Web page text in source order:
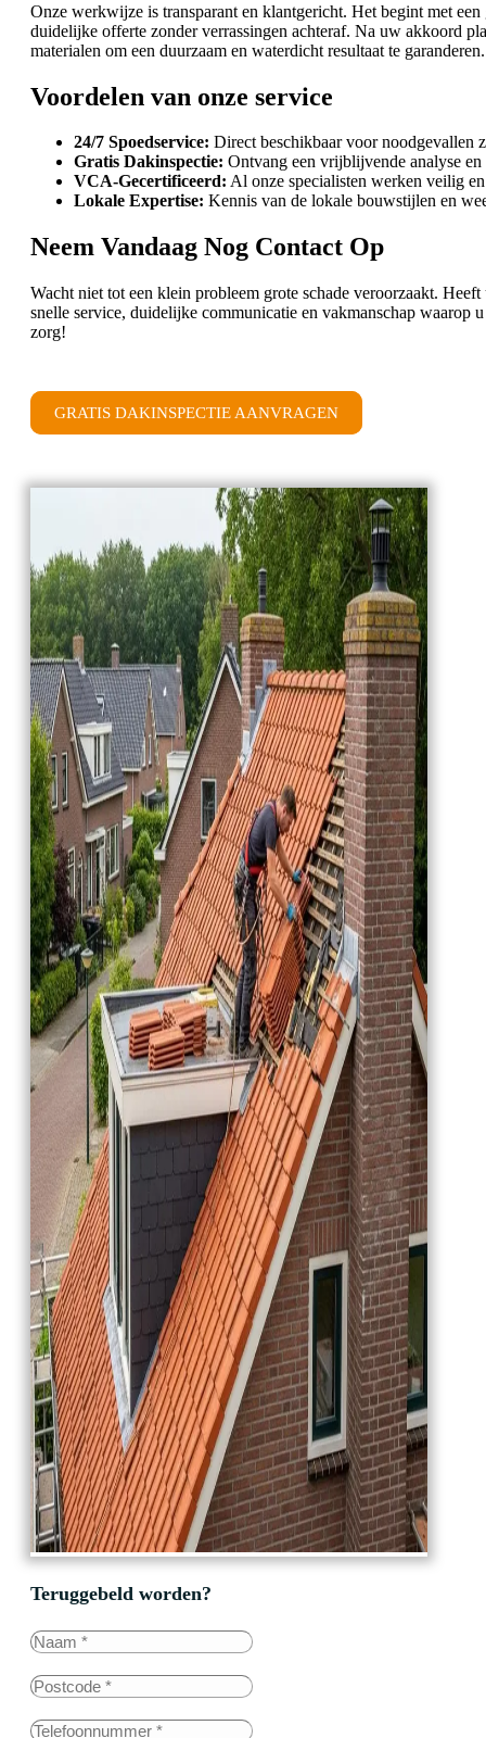
Onze werkwijze is transparant en klantgericht. Het begint met
duidelijke offerte zonder verrassingen achteraf. Na uw akkoord
materialen om een duurzaam en waterdicht resultaat te
Voordelen van onze service
24/7 Spoedservice: Direct beschikbaar voor noodgevallen
Gratis Dakinspectie: Ontvang een vrijblijvende analyse en
VCA-Gecertificeerd: Al onze specialisten werken veilig
Lokale Expertise: Kennis van de lokale bouwstijlen en
Neem Vandaag Nog Contact Op
Wacht niet tot een klein probleem grote schade veroorzaakt.
snelle service, duidelijke communicatie en vakmanschap waarop
zorg!
GRATIS DAKINSPECTIE AANVRAGEN
Teruggebeld worden?